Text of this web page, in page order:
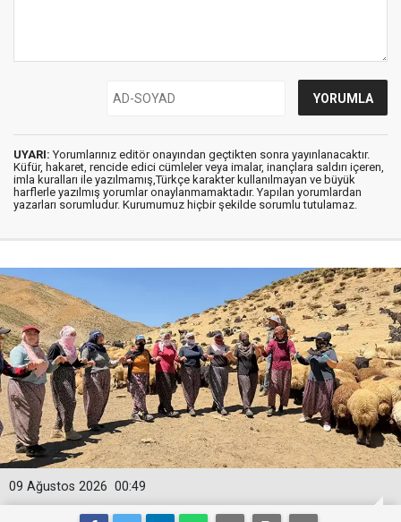
UYARI: Yorumlarınız editör onayından geçtikten sonra yayınlanacaktır.
Küfür, hakaret, rencide edici cümleler veya imalar, inançlara saldırı içeren,
imla kuralları ile yazılmamış,Türkçe karakter kullanılmayan ve büyük
harflerle yazılmış yorumlar onaylanmamaktadır. Yapılan yorumlardan
yazarları sorumludur. Kurumumuz hiçbir şekilde sorumlu tutulamaz.
00:49
09 Ağustos 2026